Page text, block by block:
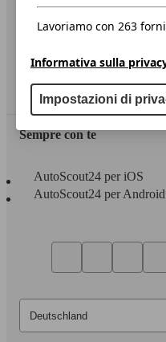
Privacy
Dichiarazione di
Servizi
Area rivenditori
Sempre con te
AutoScout24 per iOS
AutoScout24 per Android
Lavoriamo con 263
Informativa sulla
Impostazioni di